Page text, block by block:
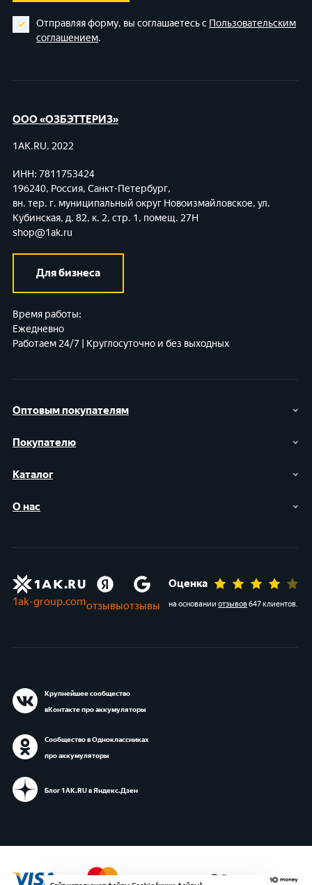
Отправляя форму, вы соглашаетесь с Пользовательским
соглашением.
Оптовым покупателям
Покупателю
Каталог
О нас
ООО «ОЗБЭТТЕРИЗ»
1AK.RU, 2022
ИНН: 7811753424
196240, Россия, Санкт-Петербург,
вн. тер. г. муниципальный округ Новоизмайловское, ул.
Кубинская, д. 82, к. 2, стр. 1, помещ. 27Н
shop@1ak.ru
Для бизнеса
Время работы:
Ежедневно
Работаем 24/7 | Круглосуточно и без выходных
1ak-group.comотзывыотзывы
Оценка
на основании отзывов647 клиентов.
Крупнейшее сообщество
вКонтакте про аккумуляторы
Сообщество в Одноклассниках
про аккумуляторы
Блог 1АК.RU в Яндекс.Дзен